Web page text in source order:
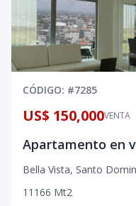
CÓDIGO: #7285
VENTA
US$ 150,000
Apartamento en
Bella Vista, Santo
1 1 166 Mt2